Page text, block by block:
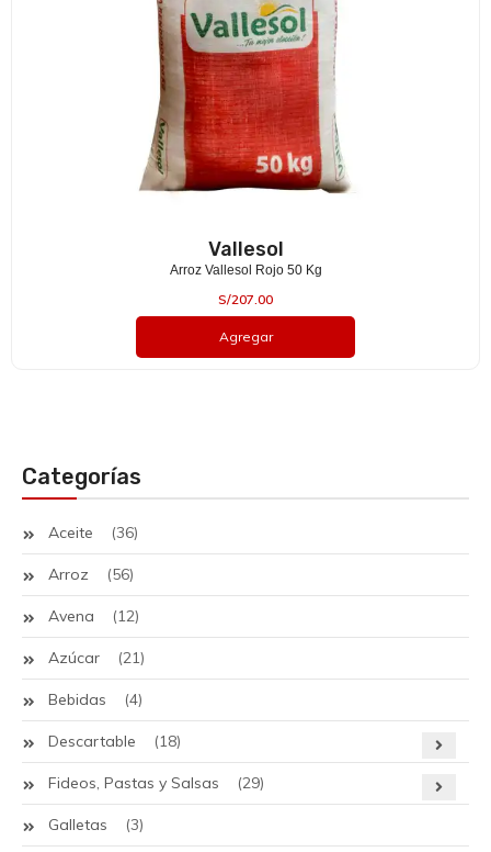
Vallesol
Arroz Vallesol Rojo 50 Kg
S/207.00
Agregar
Categorías
Aceite (36)
Arroz (56)
Avena (12)
Azúcar (21)
Bebidas (4)
Descartable (18)
Fideos, Pastas y Salsas (29)
Galletas (3)